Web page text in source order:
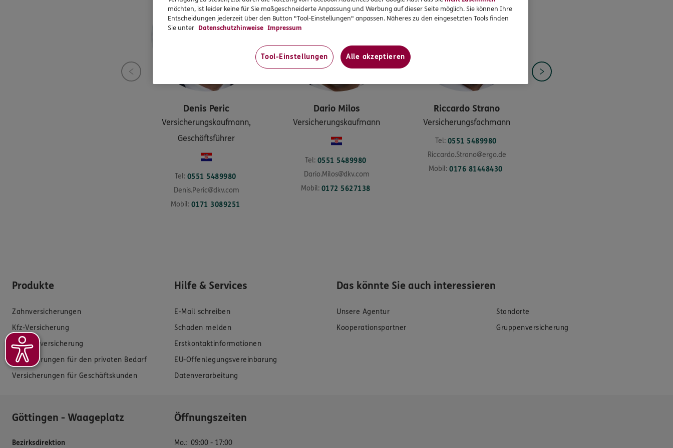
Denis Peric
Versicherungskaufmann,
Geschäftsführer
Tel: 0551 5489980
Denis.Peric@dkv.com
Mobil: 0171 3089251
Dario Milos
Versicherungskaufmann
Tel: 0551 5489980
Dario.Milos@dkv.com
Mobil: 0172 5627138
Riccardo Strano
Versicherungsfachmann
Tel: 0551 5489980
Riccardo.Strano@ergo.de
Mobil: 0176 81448430
Produkte
Zahnversicherungen
Kfz-Versicherung
Krankenversicherung
Versicherungen für den privaten Bedarf
Versicherungen für Geschäftskunden
Hilfe & Services
E-Mail schreiben
Schaden melden
Erstkontaktinformationen
EU-Offenlegungsvereinbarung
Datenverarbeitung
Das könnte Sie auch interessieren
Unsere Agentur
Standorte
Kooperationspartner
Gruppenversicherung
Göttingen - Waageplatz
Bezirksdirektion
Öffnungszeiten
Mo.: 09:00 - 17:00
möchten, ist leider keine für Sie maßgeschneiderte Anpassung und Werbung auf dieser Seite möglich. Sie können Ihre
Entscheidungen jederzeit über den Button "Tool-Einstellungen" anpassen. Näheres zu den eingesetzten Tools finden
Sie unter Datenschutzhinweise Impressum
Tool-Einstellungen Alle akzeptieren